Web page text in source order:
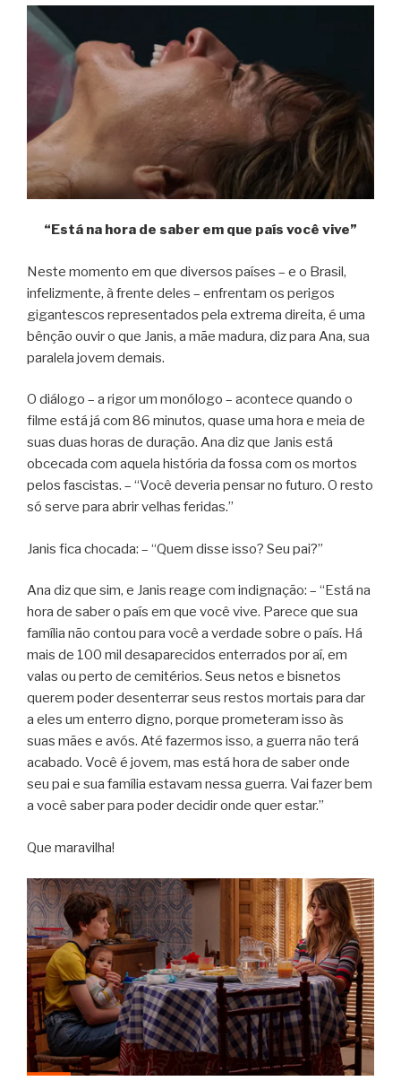
“Está na hora de saber em que país você vive”
Neste momento em que diversos países – e o Brasil,
infelizmente, à frente deles – enfrentam os perigos
gigantescos representados pela extrema direita, é uma
bênção ouvir o que Janis, a mãe madura, diz para Ana, sua
paralela jovem demais.
O diálogo – a rigor um monólogo – acontece quando o
filme está já com 86 minutos, quase uma hora e meia de
suas duas horas de duração. Ana diz que Janis está
obcecada com aquela história da fossa com os mortos
pelos fascistas. – “Você deveria pensar no futuro. O resto
só serve para abrir velhas feridas.”
Janis fica chocada: – “Quem disse isso? Seu pai?”
Ana diz que sim, e Janis reage com indignação: – “Está na
hora de saber o país em que você vive. Parece que sua
família não contou para você a verdade sobre o país. Há
mais de 100 mil desaparecidos enterrados por aí, em
valas ou perto de cemitérios. Seus netos e bisnetos
querem poder desenterrar seus restos mortais para dar
a eles um enterro digno, porque prometeram isso às
suas mães e avós. Até fazermos isso, a guerra não terá
acabado. Você é jovem, mas está hora de saber onde
seu pai e sua família estavam nessa guerra. Vai fazer bem
a você saber para poder decidir onde quer estar.”
Que maravilha!